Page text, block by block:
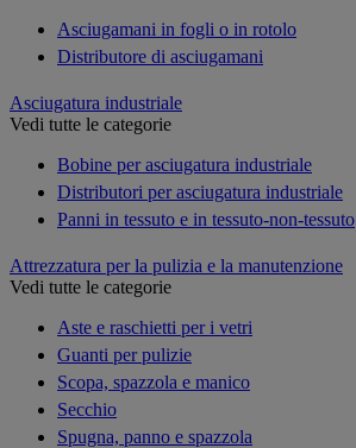
Asciugamani in fogli o in rotolo
Distributore di asciugamani
Asciugatura industriale
Vedi tutte le categorie
Bobine per asciugatura industriale
Distributori per asciugatura industriale
Panni in tessuto e in tessuto-non-tessuto
Attrezzatura per la pulizia e la manutenzione
Vedi tutte le categorie
Aste e raschietti per i vetri
Guanti per pulizie
Scopa, spazzola e manico
Secchio
Spugna, panno e spazzola